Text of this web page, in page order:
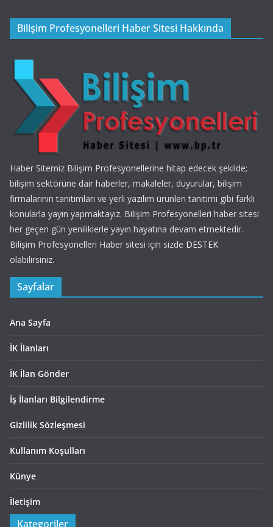
Bilişim Profesyonelleri Haber Sitesi Hakkında
Haber Sitemiz Bilişim Profesyonellerine hitap edecek şekilde;
bilişim sektörüne dair haberler, makaleler, duyurular, bilişim
firmalarının tanıtımları ve yerli yazılım ürünleri tanıtımı gibi farklı
konularla yayın yapmaktayız. Bilişim Profesyonelleri haber sitesi
her geçen gün yeniliklerle yayın hayatına devam etmektedir.
Bilişim Profesyonelleri Haber sitesi için sizde DESTEK
olabilirsiniz.
Sayfalar
Ana Sayfa
İK İlanları
İK İlan Gönder
İş İlanları Bilgilendirme
Gizlilik Sözleşmesi
Kullanım Koşulları
Künye
İletişim
Kategoriler